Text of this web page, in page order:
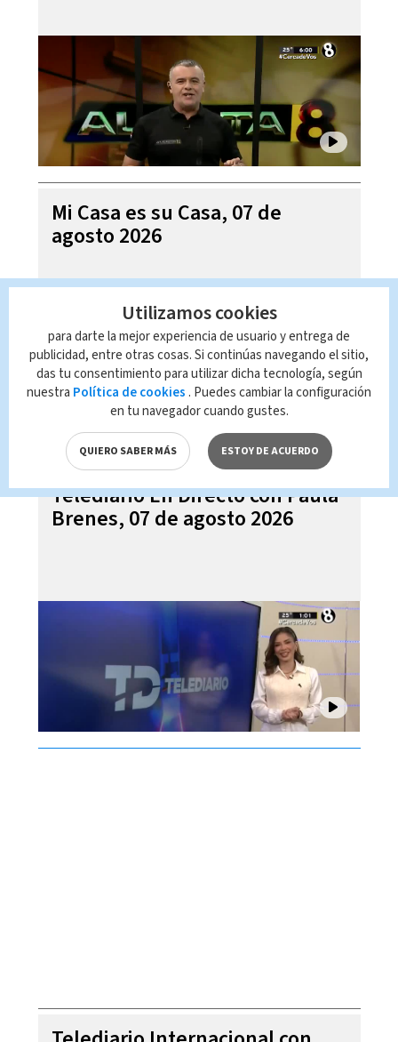
Mi Casa es su Casa, 07 de
agosto 2026
Telediario En Directo con Paula
Brenes, 07 de agosto 2026
Utilizamos cookies
para darte la mejor experiencia de usuario y entrega de
publicidad, entre otras cosas. Si continúas navegando el sitio,
das tu consentimiento para utilizar dicha tecnología, según
nuestra Política de cookies . Puedes cambiar la configuración
en tu navegador cuando gustes.
QUIERO SABER MÁS ESTOY DE ACUERDO